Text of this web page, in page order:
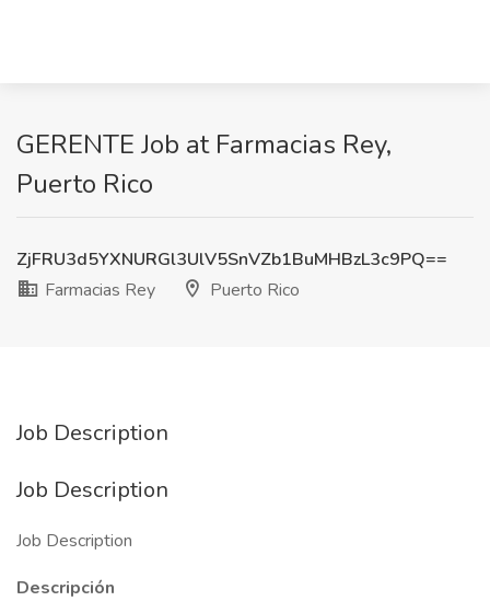
GERENTE Job at Farmacias Rey,
Puerto Rico
ZjFRU3d5YXNURGl3UlV5SnVZb1BuMHBzL3c9PQ==
Farmacias Rey
Puerto Rico
Job Description
Job Description
Job Description
Descripción